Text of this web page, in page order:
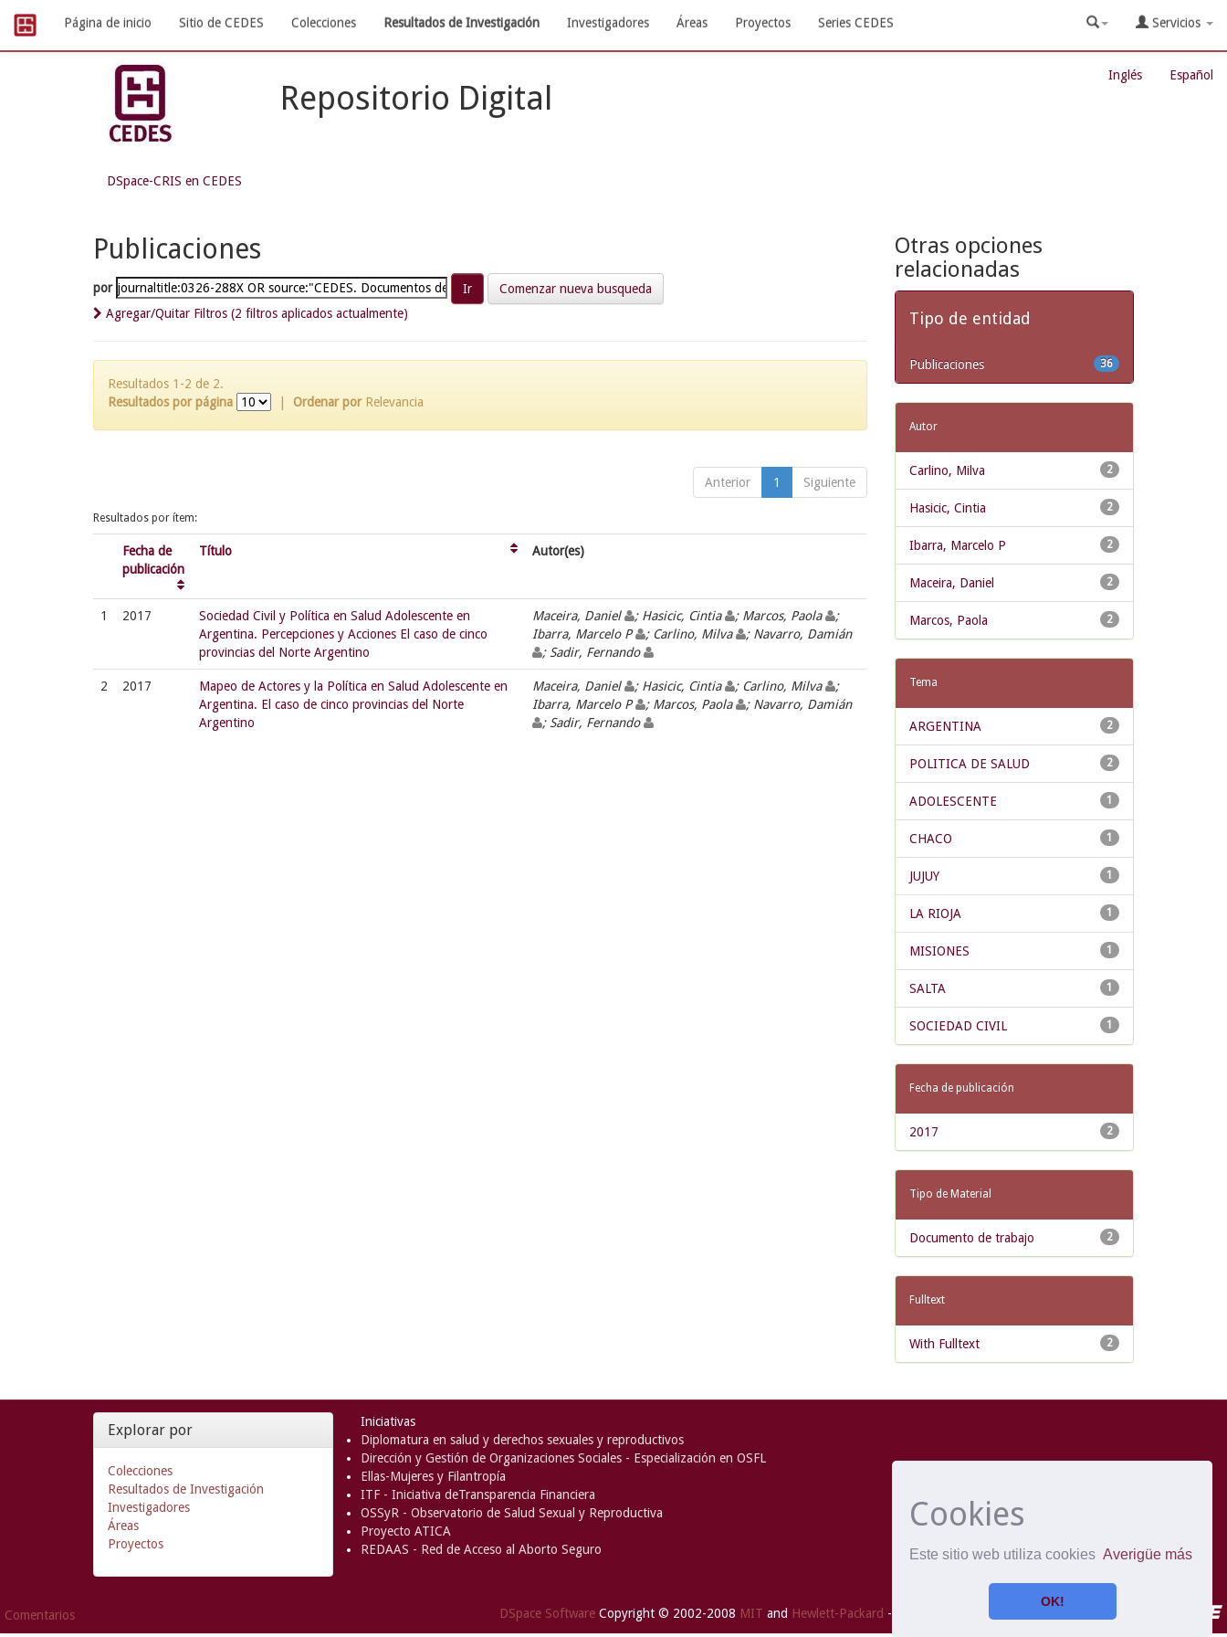
Cookies
Este sitio web utiliza cookies Averigüe más
OK!
navigation
Página de inicio Sitio de CEDES Colecciones Resultados de Investigación Investigadores Áreas Proyectos Series CEDES Servicios
Inglés Español
Repositorio Digital
DSpace-CRIS en CEDES
Publicaciones
por
Comenzar nueva busqueda
Agregar/Quitar Filtros (2 filtros aplicados actualmente)
Resultados 1-2 de 2.
Resultados por página
Ordenar por Relevancia
Anterior 1 Siguiente
Resultados por ítem:
Fecha de
publicación
Título Autor(es)
1 2017
Sociedad Civil y Política en Salud Adolescente en
Argentina. Percepciones y Acciones El caso de cinco
provincias del Norte Argentino
Maceira, Daniel ; Hasicic, Cintia ; Marcos, Paola
;
Ibarra, Marcelo P
; Carlino, Milva
; Navarro, Damián
; Sadir, Fernando
2 2017
Mapeo de Actores y la Política en Salud Adolescente en
Argentina. El caso de cinco provincias del Norte
Argentino
Maceira, Daniel ; Hasicic, Cintia ; Carlino, Milva
;
Ibarra, Marcelo P
; Marcos, Paola
; Navarro, Damián
; Sadir, Fernando
Otras opciones
relacionadas
Tipo de entidad
36
Publicaciones
Autor
2
Carlino, Milva
2
Hasicic, Cintia
2
Ibarra, Marcelo P
2
Maceira, Daniel
2
Marcos, Paola
Tema
2
ARGENTINA
2
POLITICA DE SALUD
1
ADOLESCENTE
1
CHACO
1
JUJUY
1
LA RIOJA
1
MISIONES
1
SALTA
1
SOCIEDAD CIVIL
Fecha de publicación
2
2017
Tipo de Material
2
Documento de trabajo
Fulltext
2
With Fulltext
Explorar por
Colecciones
Resultados de Investigación
Investigadores
Áreas
Proyectos
Iniciativas
Diplomatura en salud y derechos sexuales y reproductivos
Dirección y Gestión de Organizaciones Sociales - Especialización en OSFL
Ellas-Mujeres y Filantropía
ITF - Iniciativa deTransparencia Financiera
OSSyR - Observatorio de Salud Sexual y Reproductiva
Proyecto ATICA
REDAAS - Red de Acceso al Aborto Seguro
Comentarios DSpace Software Copyright © 2002-2008 MIT and Hewlett-Packard - Extensión mantenida y optimizado por